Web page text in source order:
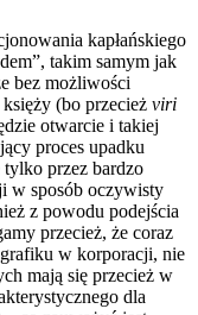
kapłańskiego
takim samym jak
bez możliwości
(bo przecież viri
otwarcie i takiej
proces upadku
tylko przez bardzo
w sposób oczywisty
z powodu podejścia
przecież, że coraz
w korporacji, nie
mają się przecież w
dla